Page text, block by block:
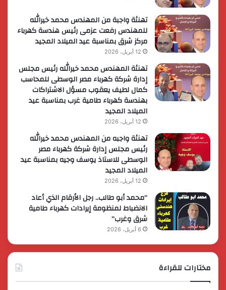
تهنئة واجبة من المهندس محمد خيرالله
للمهندس رفعت عزمى رئيس هندسة كهرباء
مركز شرق بمناسبة عيد الميلاد المجيد
12 أبريل، 2026
تهنئة المهندس محمد خيرالله رئيس مجلس
إدارة شركة كهرباء مصر الوسطى للمحاسب
كمال لطيف يعقوب مسؤل الاشتراكات
بهندسة كهرباء طامية غرب بمناسبة عيد
الميلاد المجيد
12 أبريل، 2026
تهنئة واجبه من المهندس محمد خيرالله
رئيس مجلس إدارة شركة كهرباء مصر
الوسطى للاستاذ يوسف وجيه بمناسبة عيد
الميلاد المجيد
12 أبريل، 2026
“محمد أبو طالب.. رجل الأرقام الذي أعاد
الانضباط لمنظومة إيرادات كهرباء طامية
شرق وغرب”
6 أبريل، 2026
مختارات للقراءة